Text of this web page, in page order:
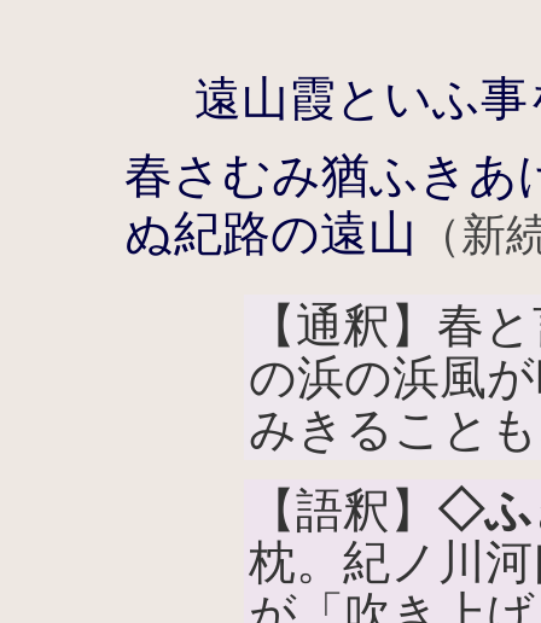
遠山霞といふ事
春さむみ猶ふきあ
ぬ紀路の遠山 （新
【通釈】春
の浜の浜風
みきること
【語釈】 ◇ふ
枕。紀ノ川